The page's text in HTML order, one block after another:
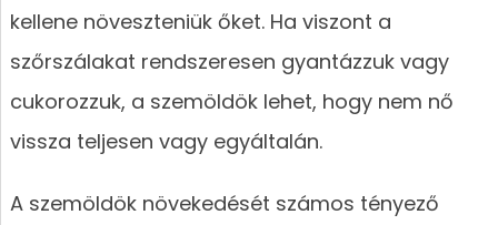
kellene növeszteniük őket. Ha viszont a
szőrszálakat rendszeresen gyantázzuk vagy
cukorozzuk, a szemöldök lehet, hogy nem nő
vissza teljesen vagy egyáltalán.
A szemöldök növekedését számos tényező